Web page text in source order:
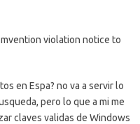
violation notice to
en Espa? no va a servir lo
pero lo que a mi me
claves validas de Windows